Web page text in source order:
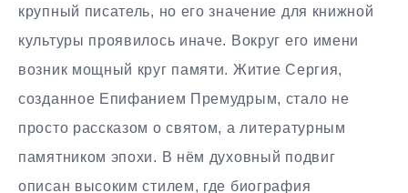
крупный писатель, но его значение для книжной
культуры проявилось иначе. Вокруг его имени
возник мощный круг памяти. Житие Сергия,
созданное Епифанием Премудрым, стало не
просто рассказом о святом, а литературным
памятником эпохи. В нём духовный подвиг
описан высоким стилем, где биография